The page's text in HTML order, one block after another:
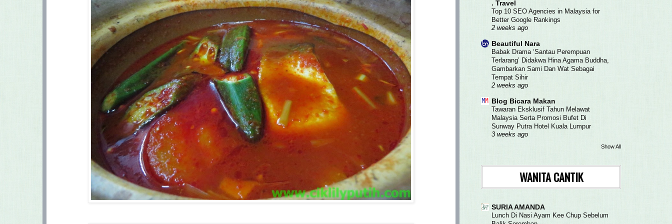
. Travel
Top 10 SEO Agencies in Malaysia for
Better Google Rankings
2 weeks ago
Beautiful Nara
Babak Drama ‘Santau Perempuan
Terlarang’ Didakwa Hina Agama Buddha,
Gambarkan Sami Dan Wat Sebagai
Tempat Sihir
2 weeks ago
Blog Bicara Makan
Tawaran Eksklusif Tahun Melawat
Malaysia Serta Promosi Bufet Di
Sunway Putra Hotel Kuala Lumpur
3 weeks ago
Show All
WANITA CANTIK
SURIA AMANDA
Lunch Di Nasi Ayam Kee Chup Sebelum